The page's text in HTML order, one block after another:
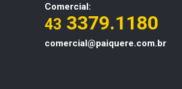
Comercial:
43 3379.1180
comercial@paiquere.com.br